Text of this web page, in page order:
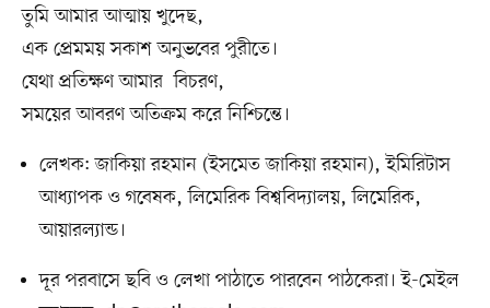
তুমি আমার আত্মায় খুদেছ,
এক প্রেমময় সকাশ অনুভবের পুরীতে।
যেথা প্রতিক্ষণ আমার বিচরণ,
সময়ের আবরণ অতিক্রম করে নিশ্চিন্তে।
লেখক: জাকিয়া রহমান (ইসমেত জাকিয়া রহমান), ইমিরিটাস
আধ্যাপক ও গবেষক, লিমেরিক বিশ্ববিদ্যালয়, লিমেরিক,
আয়ারল্যান্ড।
দূর পরবাসে ছবি ও লেখা পাঠাতে পারবেন পাঠকেরা। ই-মেইল